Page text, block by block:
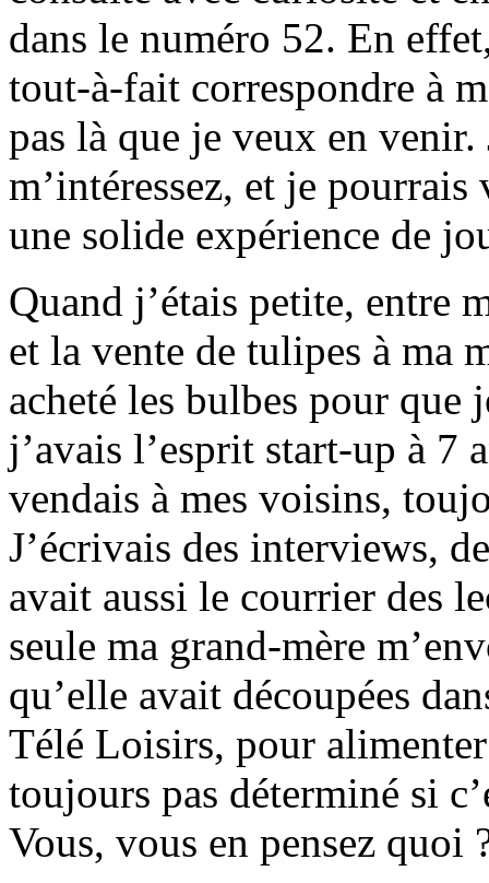
dans le numéro 52. En
tout-à-fait correspondre à
pas là que je veux en
m’intéressez, et je pourrais
une solide expérience de
Quand j’étais petite, entre
et la vente de tulipes à ma
acheté les bulbes pour que
j’avais l’esprit start-up à 7
vendais à mes voisins,
J’écrivais des interviews,
avait aussi le courrier des
seule ma grand-mère
qu’elle avait découpées
Télé Loisirs, pour
toujours pas déterminé si
Vous, vous en pensez quoi